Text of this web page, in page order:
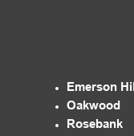
Emerson Hill
Oakwood
Rosebank